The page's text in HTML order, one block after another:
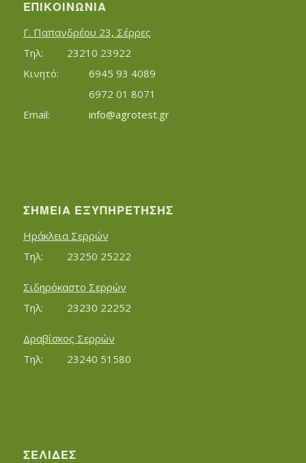
ΕΠΙΚΟΙΝΩΝΊΑ
Γ. Παπανδρέου 23, Σέρρες
Τηλ:		23210 23922
Κινητό:		6945 93 4089
			6972 01 8071
info@agrotest.gr
ΣΗΜΕΊΑ ΕΞΥΠΗΡΈΤΗΣΗΣ
Ηράκλεια Σερρών
Τηλ:		23250 25222
Σιδηρόκαστο Σερρών
Τηλ:		23230 22252
Δραβίσκος Σερρών
Τηλ:		23240 51580
ΣΕΛΊΔΕΣ